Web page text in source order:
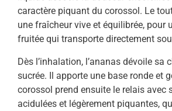
caractère piquant du corossol. Le
une fraîcheur vive et équilibrée, pour
fruitée qui transporte directement
Dès l’inhalation, l’ananas dévoile sa
sucrée. Il apporte une base ronde et
corossol prend ensuite le relais avec
acidulées et légèrement piquantes,